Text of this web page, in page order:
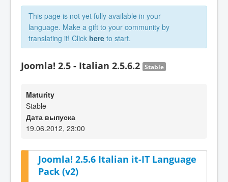
This page is not yet fully available in your
language. Make a gift to your community by
translating it! Click here to start.
Joomla! 2.5 - Italian 2.5.6.2 Stable
Maturity
Stable
Дата выпуска
19.06.2012, 23:00
Joomla! 2.5.6 Italian it-IT Language
Pack (v2)